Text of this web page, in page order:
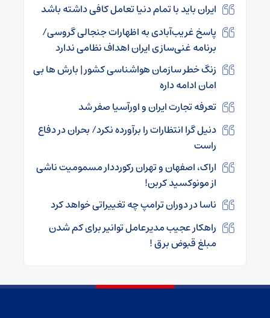
ایران باید با تمام دنیا تعامل کافی داشته باشد
پاسخ غریب‌آبادی به اظهارات جنجالی گروسی/
برنامه غنی‌سازی ایران اهداف نظامی ندارد
زنگ خطر سازمان هواشناسی کشور | بارش‌ ها بی‌
امان ادامه داره
تعرفه تجارت ایران و اورآسیا صفر شد
دنیل گرا انتظارات را برآورده نکرد/ بحران در دفاع
راست
اراک، اصفهان و تهران رکورددار مسمومیت ناشی
از مونوکسید کربن!
ناسا در دوران ترامپ چه تغییراتی خواهد کرد
راهکار عجیب مدیرعامل توانیر برای کم شدن
مبلغ قبوض برق !